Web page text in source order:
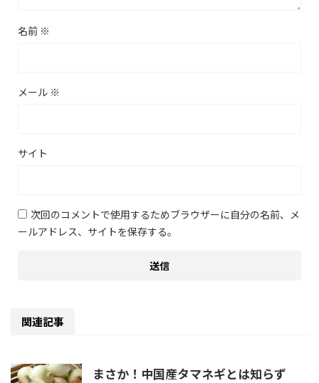
名前 ※
メール ※
サイト
次回のコメントで使用するためブラウザーに自分の名前、メ
ールアドレス、サイトを保存する。
関連記事
まさか！中国産タマネギとは知らず